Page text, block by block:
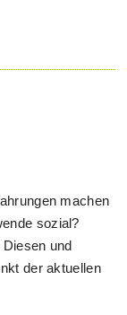
machen
sozial?
und
der aktuellen